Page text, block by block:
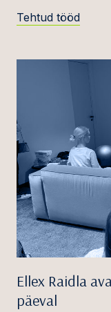
Tehtud tööd
Ellex Raidla
päeval